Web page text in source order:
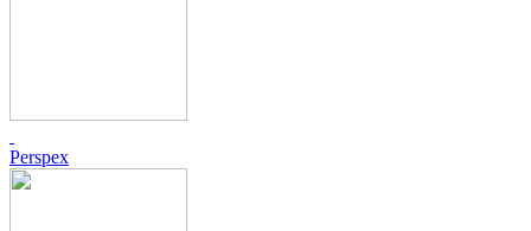
Perspex